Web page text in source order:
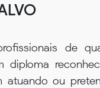
de
diploma
atuando ou